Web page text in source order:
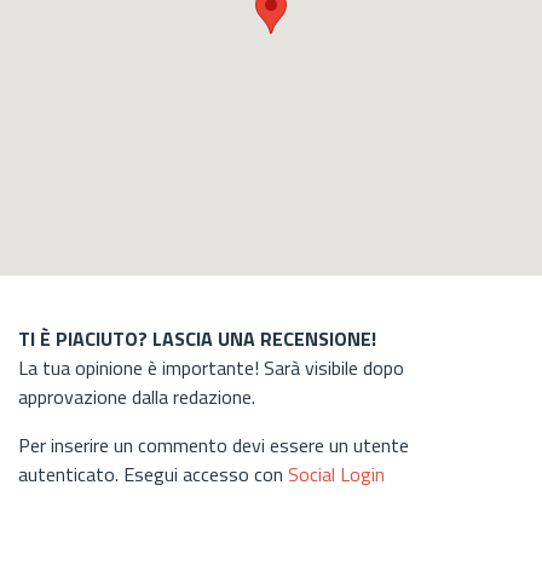
TI È PIACIUTO? LASCIA UNA RECENSIONE!
La tua opinione è importante! Sarà visibile dopo
approvazione dalla redazione.
Per inserire un commento devi essere un utente
autenticato. Esegui accesso con Social Login